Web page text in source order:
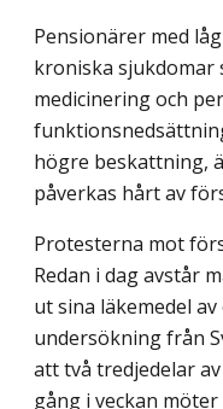
Pensionärer med
kroniska sjukdomar
medicinering och
högre beskattning,
påverkas hårt av
Protesterna mot
Redan i dag avstår
ut sina läkemedel
undersökning från
att två tredjedelar
gång i veckan